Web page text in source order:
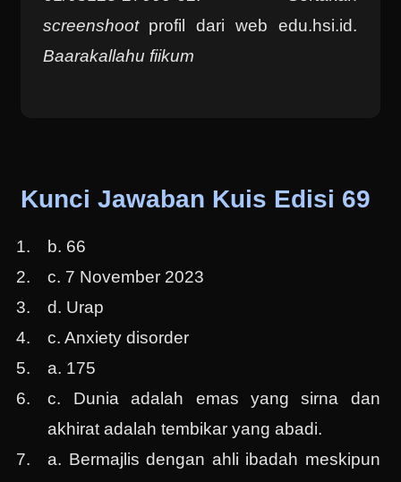
screenshoot profil dari web edu.hsi.id.
Baarakallahu fiikum
Kunci Jawaban Kuis Edisi 69
b. 66
c. 7 November 2023
d. Urap
c. Anxiety disorder
a. 175
c. Dunia adalah emas yang sirna dan
akhirat adalah tembikar yang abadi.
a. Bermajlis dengan ahli ibadah meskipun